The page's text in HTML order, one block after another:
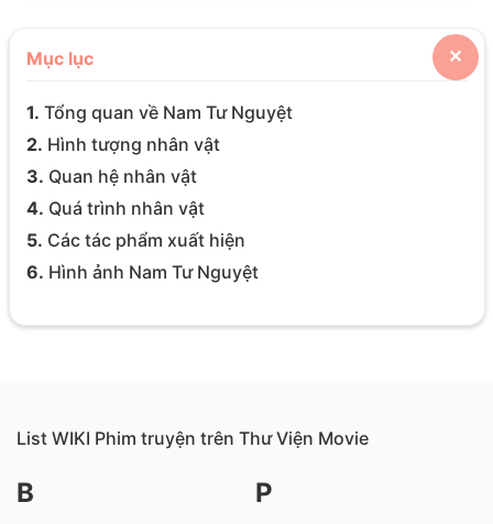
✕
Mục lục
1. Tổng quan về Nam Tư Nguyệt
2. Hình tượng nhân vật
3. Quan hệ nhân vật
4. Quá trình nhân vật
5. Các tác phẩm xuất hiện
6. Hình ảnh Nam Tư Nguyệt
List WIKI Phim truyện trên Thư Viện Movie
B P